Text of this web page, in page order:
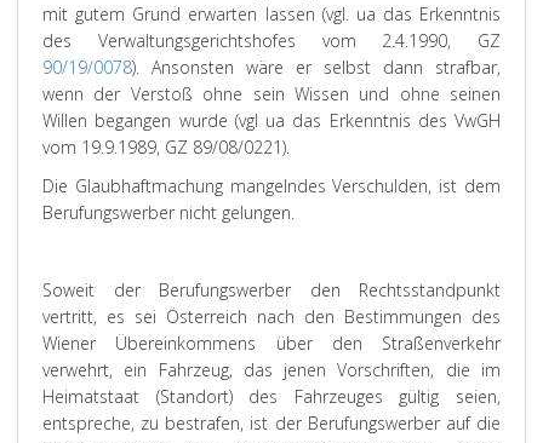
mit gutem Grund erwarten lassen (vgl. ua das Erkenntnis
des Verwaltungsgerichtshofes vom 2.4.1990, GZ
90/19/0078). Ansonsten wäre er selbst dann strafbar,
wenn der Verstoß ohne sein Wissen und ohne seinen
Willen begangen wurde (vgl ua das Erkenntnis des VwGH
vom 19.9.1989, GZ 89/08/0221).
Die Glaubhaftmachung mangelndes Verschulden, ist dem
Berufungswerber nicht gelungen.
Soweit der Berufungswerber den Rechtsstandpunkt
vertritt, es sei Österreich nach den Bestimmungen des
Wiener Übereinkommens über den Straßenverkehr
verwehrt, ein Fahrzeug, das jenen Vorschriften, die im
Heimatstaat (Standort) des Fahrzeuges gültig seien,
entspreche, zu bestrafen, ist der Berufungswerber auf die